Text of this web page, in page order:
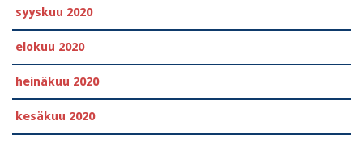
syyskuu 2020
elokuu 2020
heinäkuu 2020
kesäkuu 2020